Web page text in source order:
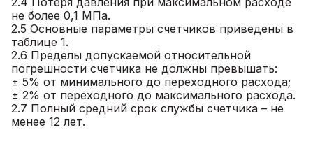
не более 0,1 МПа.
2.5 Основные параметры счетчиков приведены в
таблице 1.
2.6 Пределы допускаемой относительной
погрешности счетчика не должны превышать:
± 5% от минимального до переходного расхода;
± 2% от переходного до максимального расхода.
2.7 Полный средний срок службы счетчика – не
менее 12 лет.